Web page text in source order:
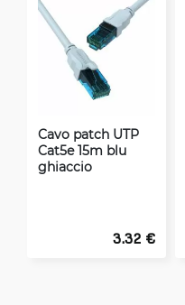
Cavo patch UTP
Cat5e 15m blu
ghiaccio
3.32 €